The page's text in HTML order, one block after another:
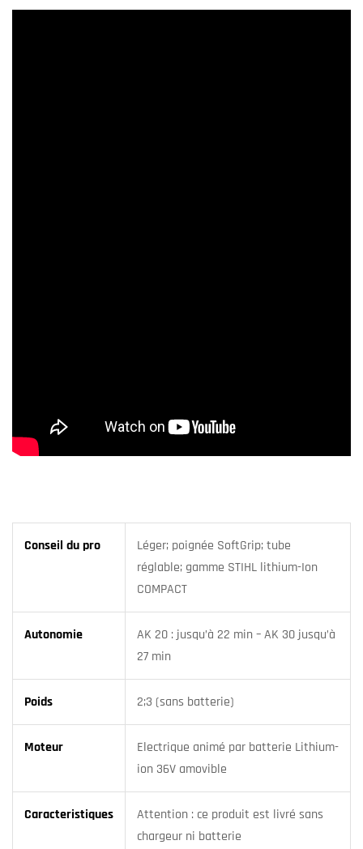
Conseil du pro
Léger; poignée SoftGrip; tube
réglable; gamme STIHL lithium-Ion
COMPACT
Autonomie
AK 20 : jusqu’à 22 min – AK 30 jusqu’à
27 min
Poids 2;3 (sans batterie)
Moteur
Electrique animé par batterie Lithium-
ion 36V amovible
Caracteristiques
Attention : ce produit est livré sans
chargeur ni batterie